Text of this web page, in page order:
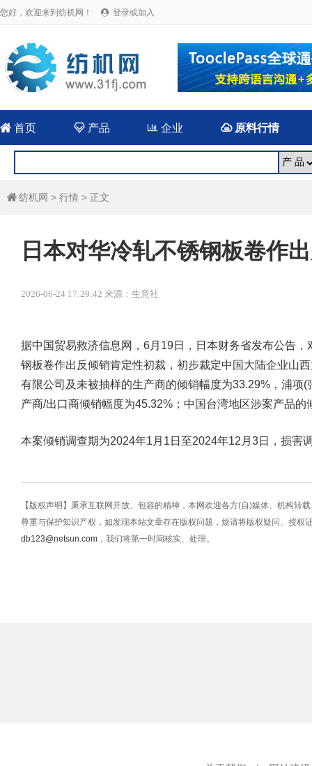
您好，欢迎来到纺机网！  登录或加入
 首页 产品  企业 原料行情
 纺机网 > 行情 > 正文
日本对华冷轧不锈钢板卷作
2026-06-24 17:29:42 来源：生意社
据中国贸易救济信息网，6月19日，日本财务省发布公告
钢板卷作出反倾销肯定性初裁，初步裁定中国大陆企业山
有限公司及未被抽样的生产商的倾销幅度为33.29%，浦项
产商/出口商倾销幅度为45.32%；中国台湾地区涉案产品
本案倾销调查期为2024年1月1日至2024年12月3日，损害
【版权声明】秉承互联网开放、包容的精神，本网欢迎各方(自)媒体、机构转
尊重与保护知识产权，如发现本站文章存在版权问题，烦请将版权疑问、授权
db123@netsun.com ，我们将第一时间核实、处理。